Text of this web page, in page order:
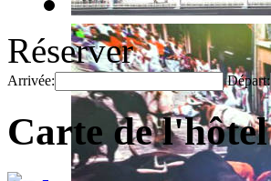
Réserver
Arrivée: Départ:
Carte de l'hôtel